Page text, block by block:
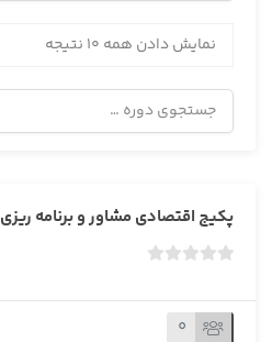
نمایش دادن همه 10 نتیجه
پکیج اقتصادی مشاور و برنامه ریزی
د
0